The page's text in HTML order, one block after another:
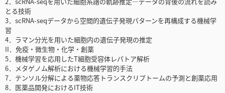
とる技術
3．scRNA-seqデータから空間的遺伝子発現パターンを再構成する機械学
習
4．ラマン分光を用いた細胞内の遺伝子発現の推定
II．免疫・微生物・化学・創薬
5．機械学習を応用したT細胞受容体レパトア解析
6．メタゲノム解析における機械学習的手法
7．テンソル分解による薬物応答トランスクリプトームの予測と創薬応用
8．医薬品開発におけるIT技術